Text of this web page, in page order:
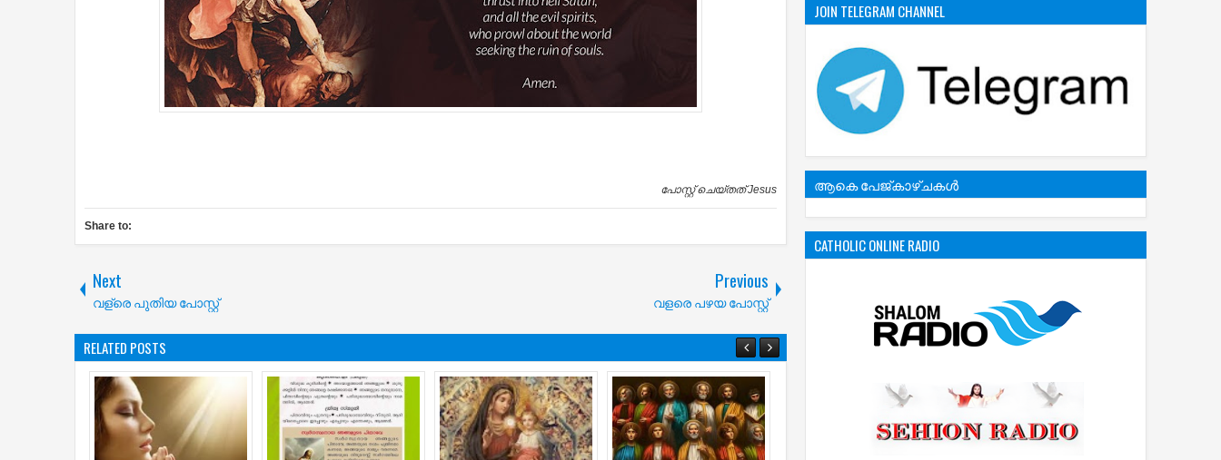
പോസ്റ്റ് ചെയ്തത്Jesus
Share to:
Next
വള്രെ പുതിയ പോസ്റ്റ്
Previous
വളരെ പഴയ പോസ്റ്റ്
RELATED POSTS
JOIN TELEGRAM CHANNEL
ആകെ പേജ്‌കാഴ്‌ചകള്‍
CATHOLIC ONLINE RADIO